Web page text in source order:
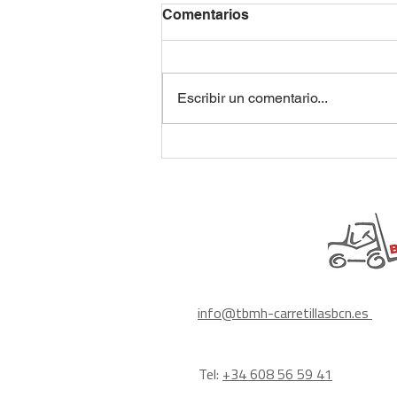
Comentarios
Escribir un comentario...
info@tbmh-carretillasbcn.es
Tel: +34 608 56 59 41